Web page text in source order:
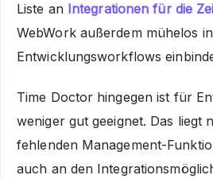
Liste an Integrationen für die
WebWork außerdem mühelos
Entwicklungsworkflows
Time Doctor hingegen ist für
weniger gut geeignet. Das liegt
fehlenden Management-
auch an den